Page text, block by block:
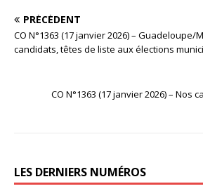
PRÉCÉDENT
CO N°1363 (17 janvier 2026) – Guadeloupe/
candidats, têtes de liste aux élections
CO N°1363 (17 janvier 2026) – Nos
LES DERNIERS NUMÉROS